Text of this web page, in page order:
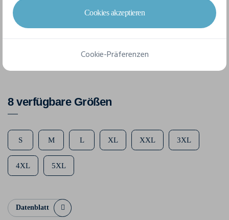
Grammatur
140 g/m²
100% coton
8 verfügbare Größen
S M L XL XXL 3XL
4XL 5XL
Datenblatt
Cookies akzeptieren
Cookie-Präferenzen